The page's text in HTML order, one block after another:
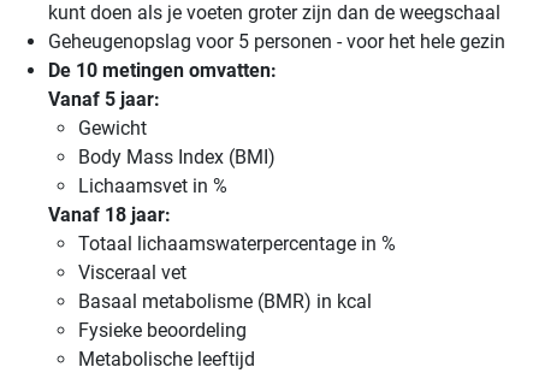
kunt doen als je voeten groter zijn dan de weegschaal
Geheugenopslag voor 5 personen - voor het hele gezin
De 10 metingen omvatten:
Vanaf 5 jaar:
Gewicht
Body Mass Index (BMI)
Lichaamsvet in %
Vanaf 18 jaar:
Totaal lichaamswaterpercentage in %
Visceraal vet
Basaal metabolisme (BMR) in kcal
Fysieke beoordeling
Metabolische leeftijd